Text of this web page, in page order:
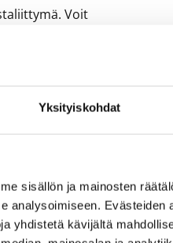
Yksityiskohdat
sisällön ja mainosten
analysoimiseen. Evästeiden
yhdistetä kävijältä
Voit